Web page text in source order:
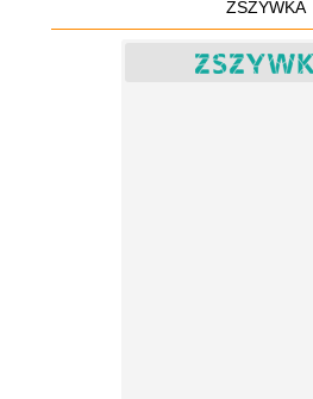
ZSZYWKA